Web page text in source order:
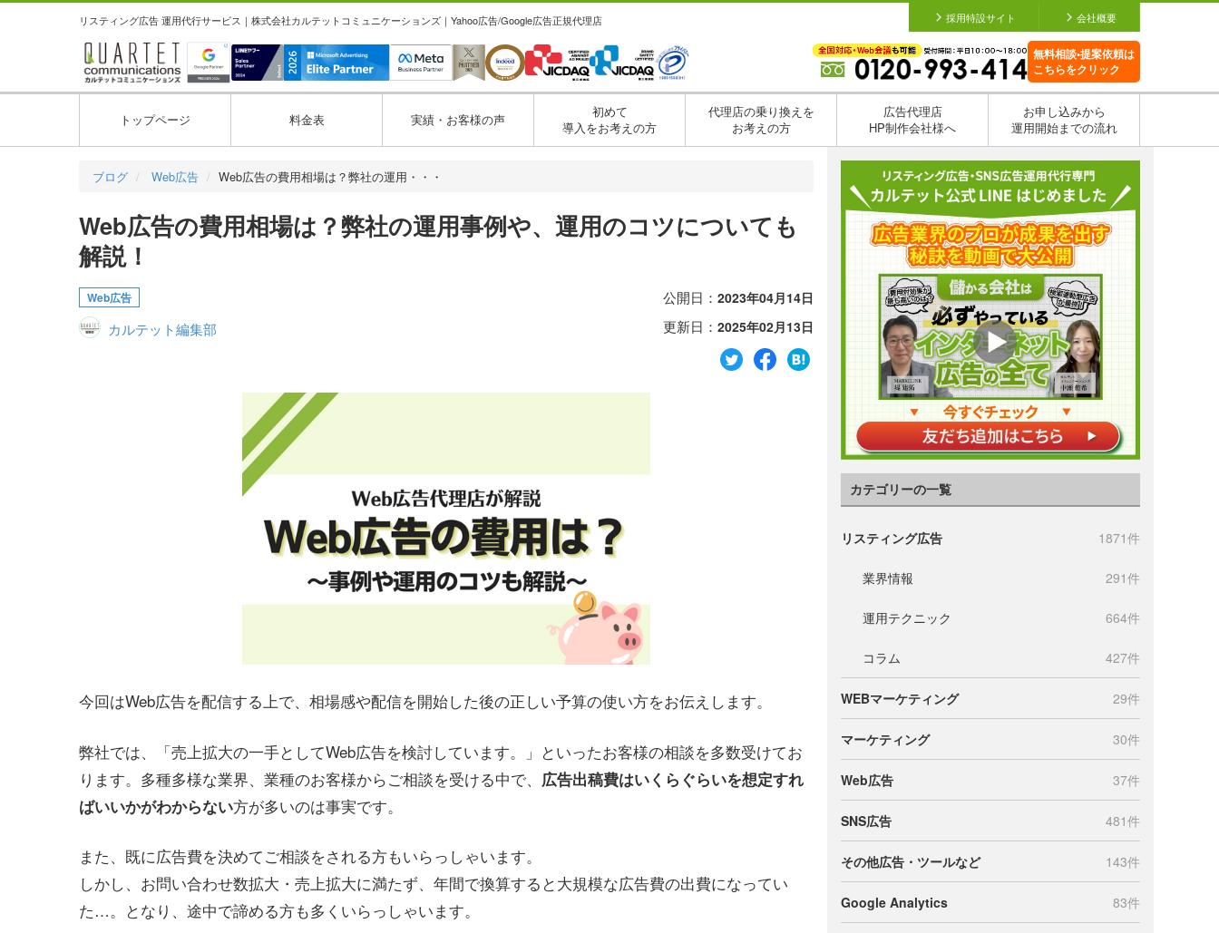
リスティング広告 運用代行サービス｜株式会社カルテットコミュニケーションズ｜Yahoo広告/Google広告正規代理店 採用特設サイト 会社概要
無料相談•提案依頼は
こちらをクリック
トップページ 料金表 実績・お客様の声
初めて
導入をお考えの方
代理店の乗り換えを
お考えの方
広告代理店
HP制作会社様へ
お申し込みから
運用開始までの流れ
ブログ Web広告 Web広告の費用相場は？弊社の運用・・・
Web広告の費用相場は？弊社の運用事例や、運用のコツについても
解説！
Web広告
カルテット編集部
公開日： 2023年04月14日
更新日： 2025年02月13日
今回はWeb広告を配信する上で、相場感や配信を開始した後の正しい予算の使い方をお伝えします。
弊社では、「売上拡大の一手としてWeb広告を検討しています。」といったお客様の相談を多数受けてお
ります。多種多様な業界、業種のお客様からご相談を受ける中で、
広告出稿費はいくらぐらいを想定すれ
ばいいかがわからない方が多いのは事実です。
また、既に広告費を決めてご相談をされる方もいらっしゃいます。
しかし、お問い合わせ数拡大・売上拡大に満たず、年間で換算すると大規模な広告費の出費になってい
た…。となり、途中で諦める方も多くいらっしゃいます。
カテゴリーの一覧
リスティング広告 1871件
業界情報 291件
運用テクニック 664件
コラム 427件
WEBマーケティング 29件
マーケティング 30件
Web広告 37件
SNS広告 481件
その他広告・ツールなど 143件
Google Analytics 83件